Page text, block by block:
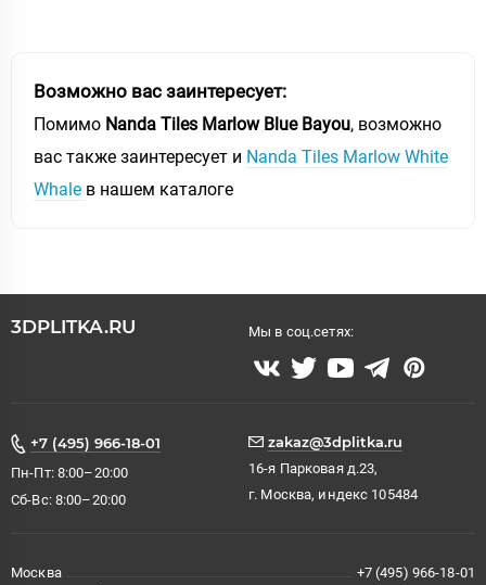
Возможно вас заинтересует:
Помимо Nanda Tiles Marlow Blue Bayou, возможно
вас также заинтересует и Nanda Tiles Marlow White
Whale в нашем каталоге
3DPLITKA.RU Мы в соц.сетях:
+7 (495) 966-18-01
Пн-Пт: 8:00–20:00
Сб-Вс: 8:00–20:00
zakaz@3dplitka.ru
16-я Парковая д.23,
г. Москва, индекс 105484
Москва
+7 (495) 966-18-01